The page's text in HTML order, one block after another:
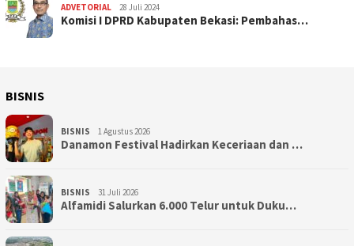
ADVETORIAL 28 Juli 2024
Komisi I DPRD Kabupaten Bekasi: Pembahas…
BISNIS
BISNIS 1 Agustus 2026
Danamon Festival Hadirkan Keceriaan dan …
BISNIS 31 Juli 2026
Alfamidi Salurkan 6.000 Telur untuk Duku…